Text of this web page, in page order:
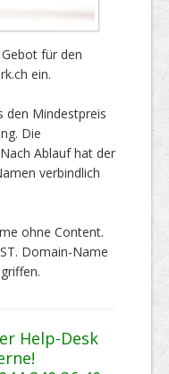
für den
ein.
den Mindestpreis
Die
Ablauf hat der
verbindlich
ohne Content.
Domain-Name
Help-Desk